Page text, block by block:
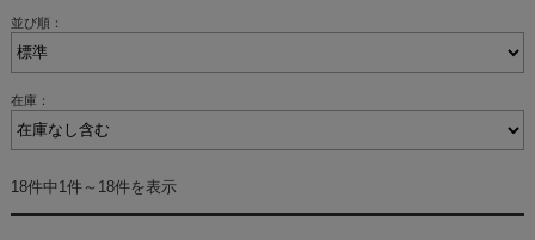
並び順：
在庫：
18件中1件～18件を表示